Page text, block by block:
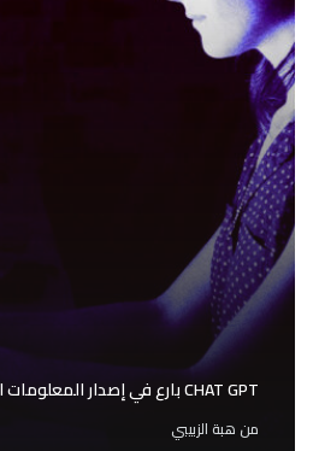
CHAT GPT بارع في إصدار المعلومات الخاطئة عمدا
من هبة الزبيبي